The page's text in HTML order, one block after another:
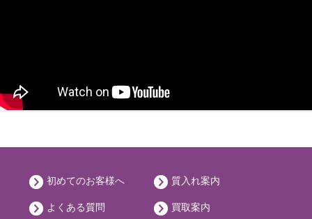
初めてのお客様へ 質入れ案内
よくある質問 買取案内